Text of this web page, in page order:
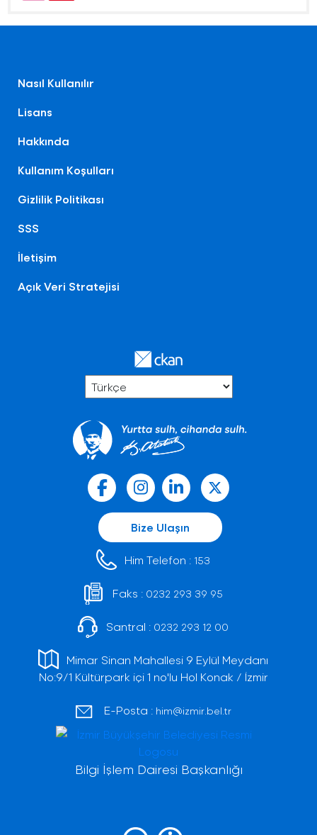
Nasıl Kullanılır
Lisans
Hakkında
Kullanım Koşulları
Gizlilik Politikası
SSS
İletişim
Açık Veri Stratejisi
Bize Ulaşın
Him Telefon : 153
Faks : 0232 293 39 95
Santral : 0232 293 12 00
Mimar Sinan Mahallesi 9 Eylül Meydanı
No:9/1 Kültürpark içi 1 no'lu Hol Konak / İzmir
E-Posta : him@izmir.bel.tr
Bilgi İşlem Dairesi Başkanlığı